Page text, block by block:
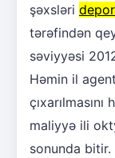
şəxsləri
tərəfindən
səviyyəsi
Həmin il
maliyyə ili
sonunda bitir.